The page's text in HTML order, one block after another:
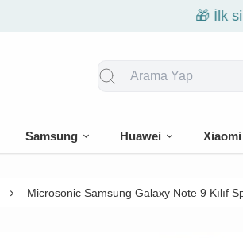
🎁 İlk
Samsung Huawei Xiaomi
Microsonic Samsung Galaxy Note 9 Kılıf